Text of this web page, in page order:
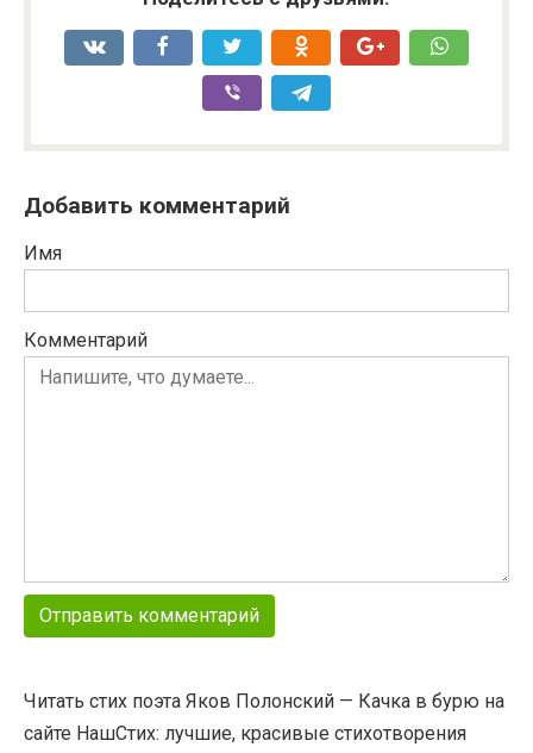
Добавить комментарий
Имя
Комментарий
Читать стих поэта Яков Полонский — Качка в бурю на
сайте НашСтих: лучшие, красивые стихотворения